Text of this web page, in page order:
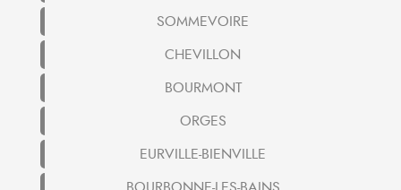
SOMMEVOIRE
CHEVILLON
BOURMONT
ORGES
EURVILLE-BIENVILLE